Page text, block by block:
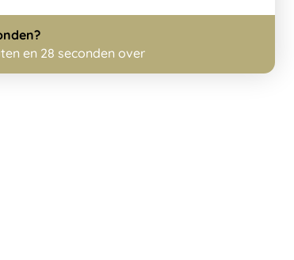
en 28 seconden over